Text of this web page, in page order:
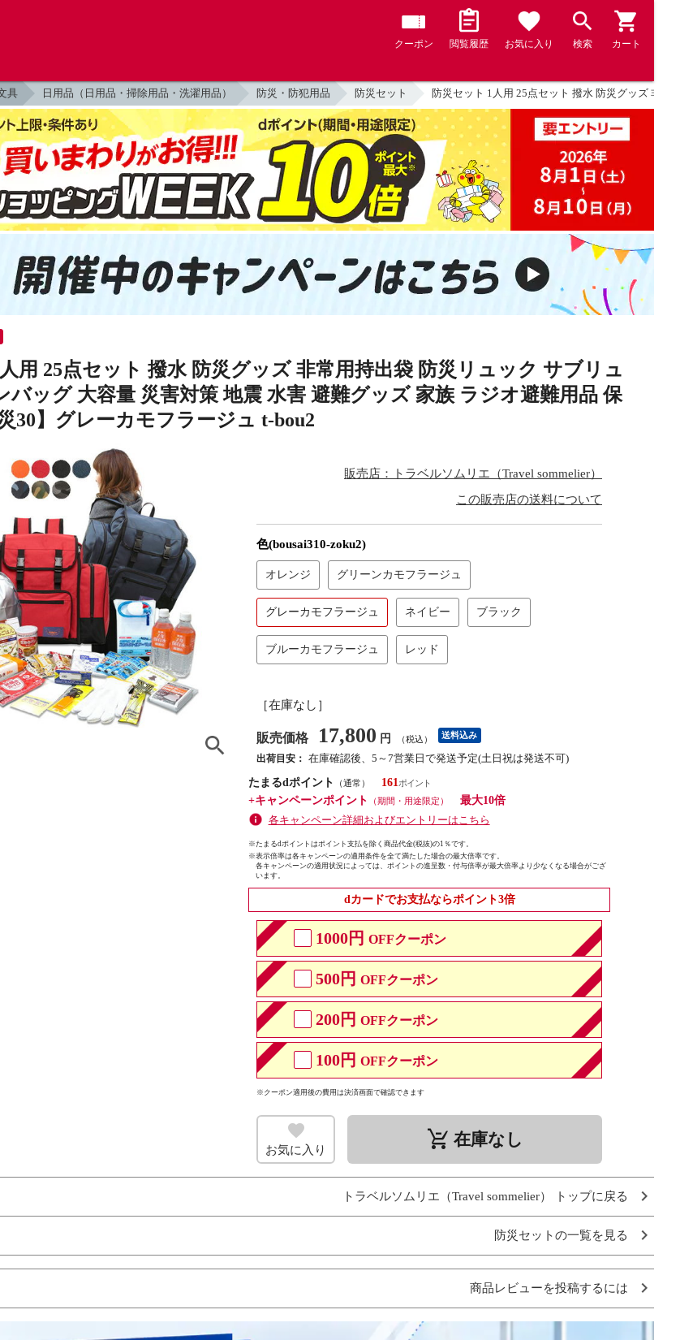
クーポン 閲覧履歴 お気に入り 検索 カート
具 日用品（日用品・掃除用品・洗濯用品） 防災・防犯用品 防災セット 防災セット 1人用 25点セット 撥水 防災グッズ 非
用 25点セット 撥水 防災グッズ 非常用持出袋 防災リュック サブリュ
バッグ 大容量 災害対策 地震 水害 避難グッズ 家族 ラジオ避難用品 保
30】グレーカモフラージュ t-bou2
販売店：トラベルソムリエ（Travel sommelier）
この販売店の送料について
色(bousai310-zoku2)
オレンジ グリーンカモフラージュ
グレーカモフラージュ ネイビー ブラック
ブルーカモフラージュ レッド
［在庫なし］
販売価格 17,800 円 （税込） 送料込み
出荷目安： 在庫確認後、5～7営業日で発送予定(土日祝は発送不可)
たまるdポイント
（通常）
161
+キャンペーンポイント
（期間・用途限定）
最大10倍
各キャンペーン詳細およびエントリーはこちら
※たまるdポイントはポイント支払を除く商品代金(税抜)の1％です。
※表示倍率は各キャンペーンの適用条件を全て満たした場合の最大倍率です。
各キャンペーンの適用状況によっては、ポイントの進呈数・付与倍率が最大倍率より少なくなる場合がござ
います。
dカードでお支払ならポイント3倍
1000円 OFFクーポン
500円 OFFクーポン
200円 OFFクーポン
100円 OFFクーポン
※クーポン適用後の費用は決済画面で確認できます
お気に入り remove_shopping_cart 在庫なし
トラベルソムリエ（Travel sommelier） トップに戻る
防災セットの一覧を見る
商品レビューを投稿するには